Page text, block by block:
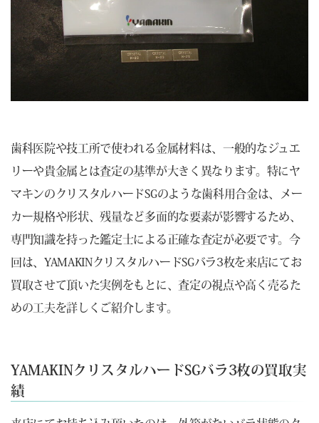
歯科医院や技工所で使われる金属材料は、一般的なジュエ
リーや貴金属とは査定の基準が大きく異なります。特にヤ
マキンのクリスタルハードSGのような歯科用合金は、メー
カー規格や形状、残量など多面的な要素が影響するため、
専門知識を持った鑑定士による正確な査定が必要です。今
回は、YAMAKINクリスタルハードSGバラ3枚を来店にてお
買取させて頂いた実例をもとに、査定の視点や高く売るた
めの工夫を詳しくご紹介します。
YAMAKINクリスタルハードSGバラ3枚の買取実
績